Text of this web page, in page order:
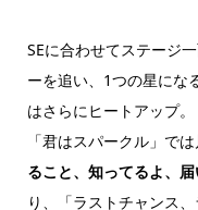
SEに合わせてステージ
ーを追い、1つの星にな
はさらにヒートアップ。
「君はスパークル」で
ること、知ってるよ、届
り、「ラストチャンス